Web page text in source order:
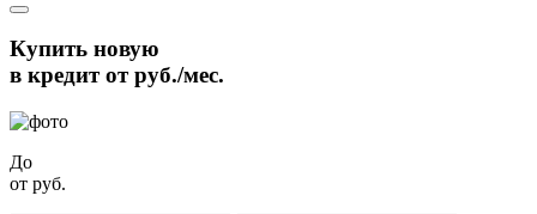
Купить новую
в кредит отруб./мес.
До
от руб.